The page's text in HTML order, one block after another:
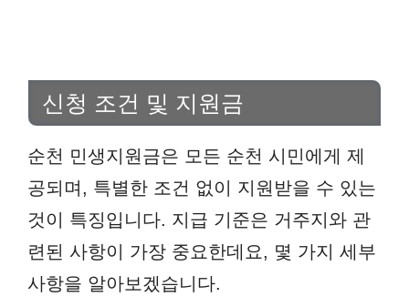
신청 조건 및 지원금
순천 민생지원금은 모든 순천 시민에게 제
공되며, 특별한 조건 없이 지원받을 수 있는
것이 특징입니다. 지급 기준은 거주지와 관
련된 사항이 가장 중요한데요, 몇 가지 세부
사항을 알아보겠습니다.